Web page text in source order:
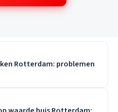
Rotterdam: problemen